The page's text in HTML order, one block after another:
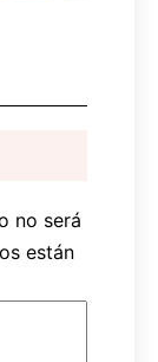
no será
están